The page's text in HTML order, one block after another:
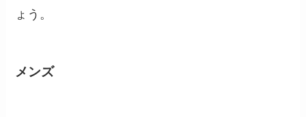
ょう。
メンズ